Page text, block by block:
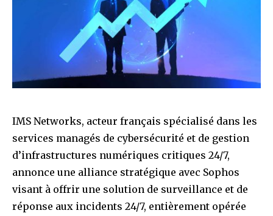
IMS Networks, acteur français spécialisé dans les
services managés de cybersécurité et de gestion
d’infrastructures numériques critiques 24/7,
annonce une alliance stratégique avec Sophos
visant à offrir une solution de surveillance et de
réponse aux incidents 24/7, entièrement opérée